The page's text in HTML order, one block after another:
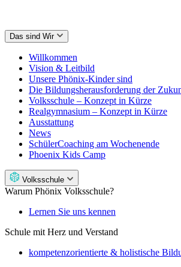
Das sind Wir
Willkommen
Vision & Leitbild
Unsere Phönix-Kinder sind
Die Bildungsherausforderung der
Volksschule – Konzept in Kürze
Realgymnasium – Konzept in Kürze
Ausstattung
News
SchülerCoaching am Wochenende
Phoenix Kids Camp
Volksschule
Warum Phönix Volksschule?
Lernen Sie uns kennen
Schule mit Herz und Verstand
kompetenzorientierte & holistische